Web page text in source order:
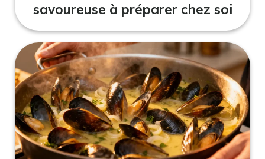
savoureuse à préparer chez soi